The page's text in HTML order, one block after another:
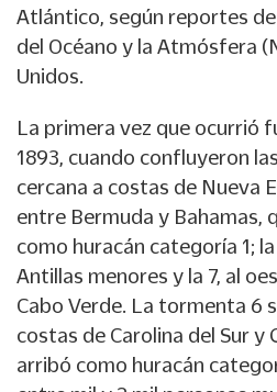
Atlántico, según reportes de
del Océano y la Atmósfera
Unidos.
La primera vez que ocurrió
1893, cuando confluyeron
cercana a costas de Nueva
entre Bermuda y Bahamas,
como huracán categoría 1;
Antillas menores y la 7, al
Cabo Verde. La tormenta 6
costas de Carolina del Sur y
arribó como huracán